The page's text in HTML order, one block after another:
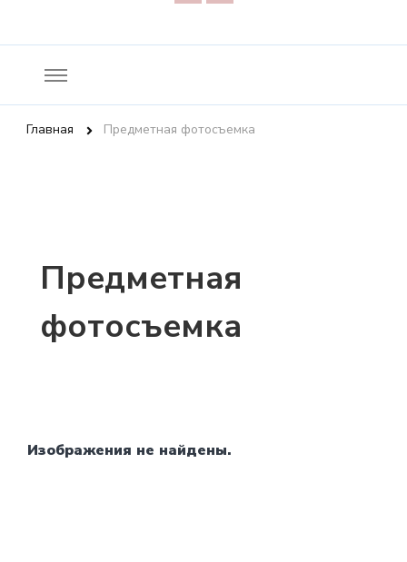
Главная Предметная фотосъемка
Предметная
фотосъемка
Изображения не найдены.